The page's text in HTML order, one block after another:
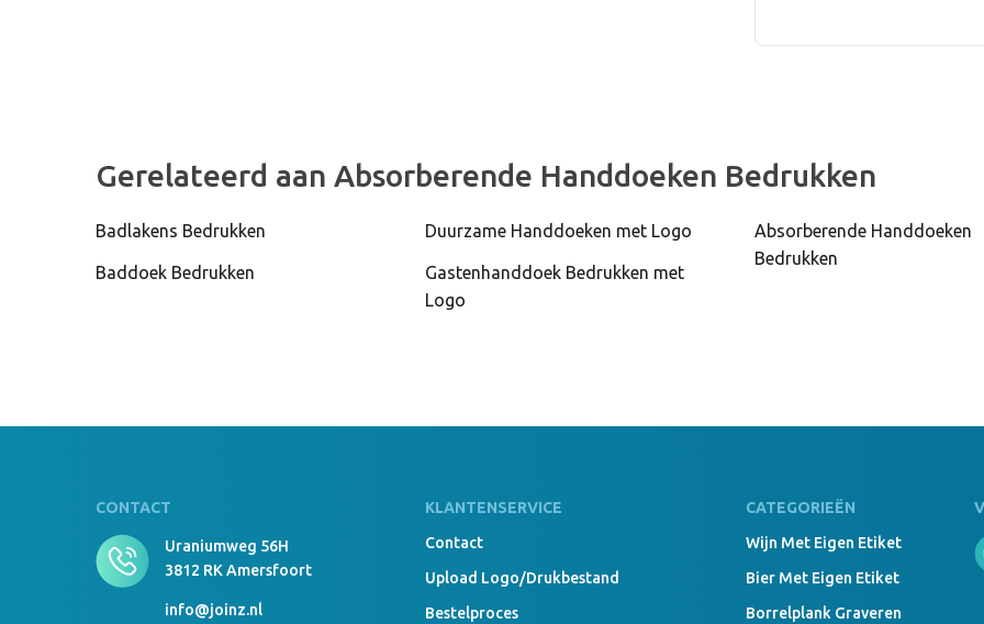
12000
Gerelateerd aan Absorberende Handdoeken Bedrukken
Badlakens Bedrukken
Baddoek Bedrukken
Duurzame Handdoeken met Logo
Gastenhanddoek Bedrukken met
Logo
Absorberende Handdoeken
Bedrukken
CONTACT
Uraniumweg 56H
3812 RK Amersfoort
info@joinz.nl
KLANTENSERVICE
Contact
Upload Logo/drukbestand
Bestelproces
CATEGORIEËN
Wijn Met Eigen Etiket
Bier Met Eigen Etiket
Borrelplank Graveren